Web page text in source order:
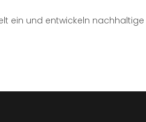
ein und entwickeln nachhaltige